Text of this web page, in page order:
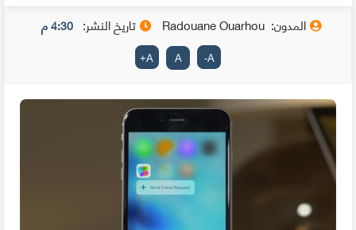
المدون: Radouane Ouarhou تاريخ النشر: 4:30 م
A
-
A
A
+